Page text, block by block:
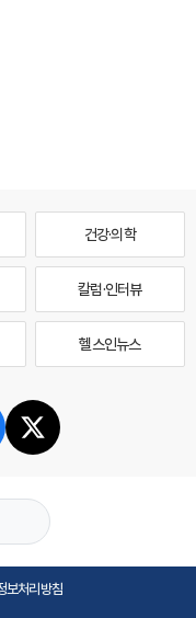
건강·의학
칼럼·인터뷰
헬스인뉴스
보처리방침